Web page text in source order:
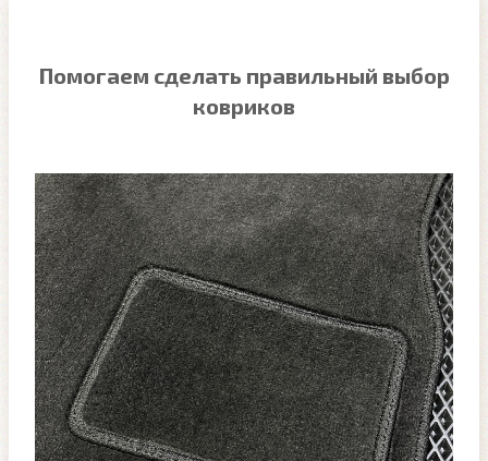
Помогаем сделать правильный выбор
ковриков